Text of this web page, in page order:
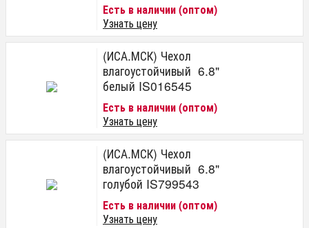
Есть в наличии (оптом)
Узнать цену
(ИСА.МСК) Чехол
влагоустойчивый 6.8"
белый IS016545
Есть в наличии (оптом)
Узнать цену
(ИСА.МСК) Чехол
влагоустойчивый 6.8"
голубой IS799543
Есть в наличии (оптом)
Узнать цену